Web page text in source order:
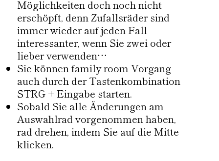
Möglichkeiten doch noch nicht
erschöpft, denn Zufallsräder sind
immer wieder auf jeden Fall
interessanter, wenn Sie zwei oder
lieber verwenden…
Sie können family room Vorgang
auch durch der Tastenkombination
STRG + Eingabe starten.
Sobald Sie alle Änderungen am
Auswahlrad vorgenommen haben,
rad drehen, indem Sie auf die Mitte
klicken.